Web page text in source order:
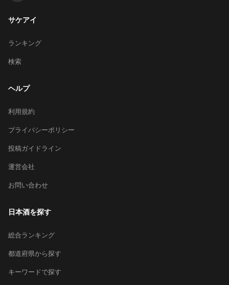
サケアイ
ランキング
検索
ヘルプ
利用規約
プライバシーポリシー
投稿ガイドライン
運営会社
お問い合わせ
日本酒を探す
総合ランキング
都道府県から探す
キーワードで探す